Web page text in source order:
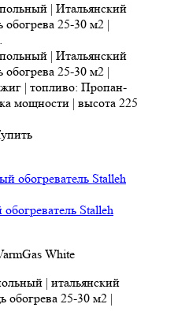
| Итальянский
обогрева 25-30 м2 |
| Итальянский
обогрева 25-30 м2 |
| топливо: Пропан-
мощности | высота 225
Stalleh
White
| итальянский
обогрева 25-30 м2 |